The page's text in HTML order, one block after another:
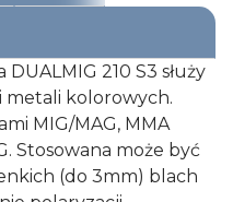
210 S3 służy
metali kolorowych.
MIG/MAG, MMA
Stosowana może być
(do 3mm) blach